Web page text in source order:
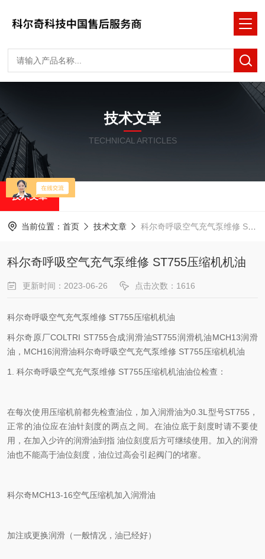
技术文章
TECHNICAL ARTICLES
技术文章
当前位置： 首页 技术文章 科尔奇呼吸空气充气泵维修 ST755压缩机机油
科尔奇呼吸空气充气泵维修 ST755压缩机机油
更新时间：2023-06-26 点击次数：1616
科尔奇呼吸空气充气泵维修 ST755压缩机机油
科尔奇原厂COLTRI ST755合成润滑油ST755润滑机油MCH13润滑
油，MCH16润滑油科尔奇呼吸空气充气泵维修 ST755压缩机机油
1. 科尔奇呼吸空气充气泵维修 ST755压缩机机油油位检查：
在每次使用压缩机前都先检查油位，加入润滑油为0.3L型号ST755，
正常的油位应在油针刻度的两点之间。在油位底于刻度时请不要使
用，在加入少许的润滑油到指 油位刻度后方可继续使用。加入的润滑
油也不能高于油位刻度，油位过高会引起阀门的堵塞。
科尔奇MCH13-16空气压缩机加入润滑油
加注或更换润滑（一般情况，油已经好）